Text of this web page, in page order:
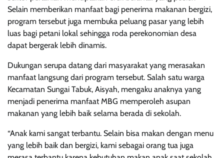
Selain memberikan manfaat bagi penerima makanan bergizi,
program tersebut juga membuka peluang pasar yang lebih
luas bagi petani lokal sehingga roda perekonomian desa
dapat bergerak lebih dinamis.
Dukungan serupa datang dari masyarakat yang merasakan
manfaat langsung dari program tersebut. Salah satu warga
Kecamatan Sungai Tabuk, Aisyah, mengaku anaknya yang
menjadi penerima manfaat MBG memperoleh asupan
makanan yang lebih baik selama berada di sekolah.
“Anak kami sangat terbantu. Selain bisa makan dengan menu
yang lebih baik dan bergizi, kami sebagai orang tua juga